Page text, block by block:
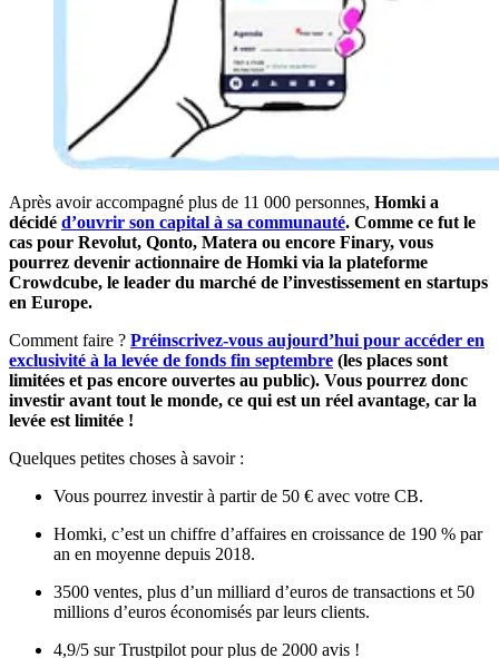
Après avoir accompagné plus de 11 000 personnes, Homki a
décidé d’ouvrir son capital à sa communauté. Comme ce fut le
cas pour Revolut, Qonto, Matera ou encore Finary, vous
pourrez devenir actionnaire de Homki via la plateforme
Crowdcube, le leader du marché de l’investissement en startups
en Europe.
Comment faire ? Préinscrivez-vous aujourd’hui pour accéder en
exclusivité à la levée de fonds fin septembre (les places sont
limitées et pas encore ouvertes au public). Vous pourrez donc
investir avant tout le monde, ce qui est un réel avantage, car la
levée est limitée !
Quelques petites choses à savoir :
Vous pourrez investir à partir de 50 € avec votre CB.
Homki, c’est un chiffre d’affaires en croissance de 190 % par
an en moyenne depuis 2018.
3500 ventes, plus d’un milliard d’euros de transactions et 50
millions d’euros économisés par leurs clients.
4,9/5 sur Trustpilot pour plus de 2000 avis !